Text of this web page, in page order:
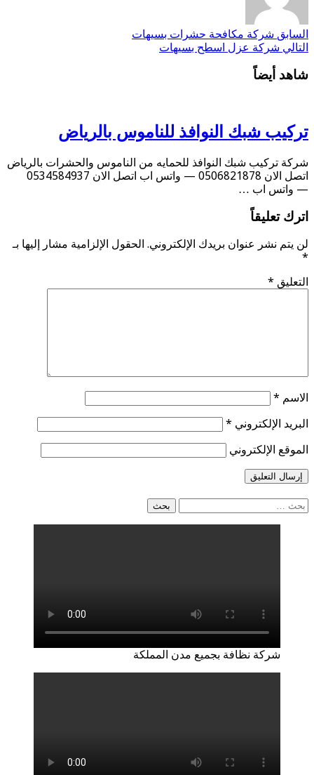
السابق شركة مكافحة حشرات بسيهات
التالي شركة عزل اسطح بسيهات
شاهد أيضاً
تركيب شبك النوافذ للناموس بالرياض
شركة تركيب شبك النوافذ للحمايه من الناموس والحشرات بالرياض
اتصل الان 0506821878 — واتس اب اتصل الان 0534584937
— واتس اب …
اترك تعليقاً
لن يتم نشر عنوان بريدك الإلكتروني. الحقول الإلزامية مشار إليها بـ
*
التعليق *
الاسم *
البريد الإلكتروني *
الموقع الإلكتروني
البحث
عن:
شركة نظافة بجميع مدن المملكة